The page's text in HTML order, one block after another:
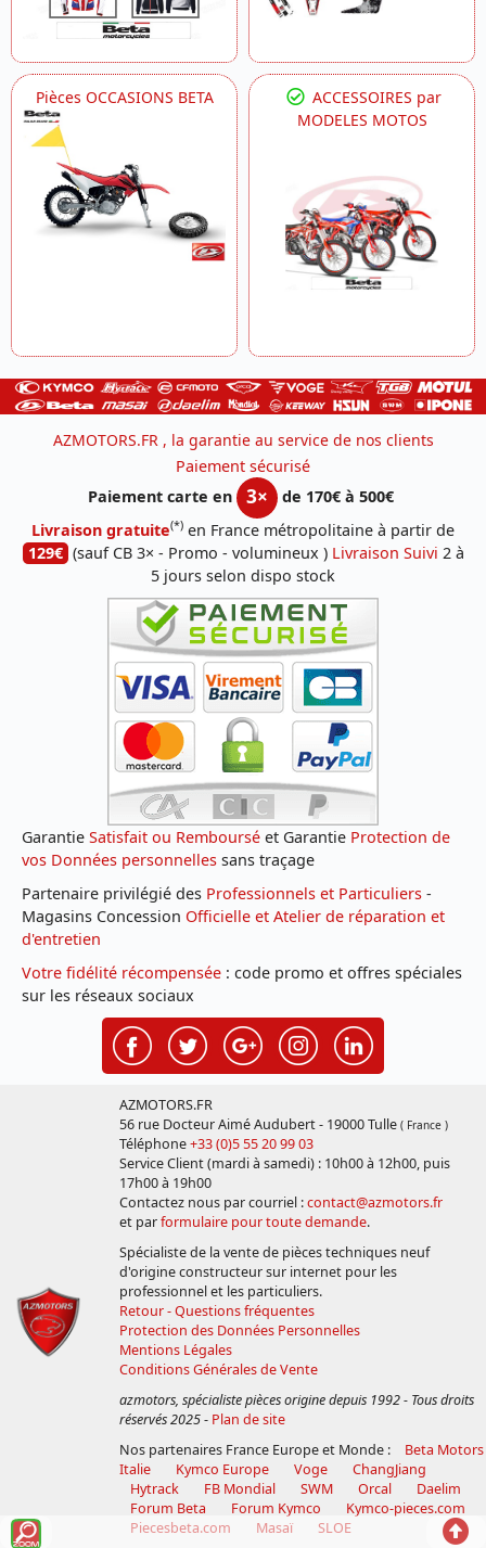
Pièces OCCASIONS BETA
ACCESSOIRES par
MODELES MOTOS
AZMOTORS.FR , la garantie au service de nos clients
Paiement sécurisé
Paiement carte en
3×
de 170€ à 500€
Livraison gratuite(*) en France métropolitaine à partir de
129€ (sauf CB 3× - Promo - volumineux ) Livraison Suivi 2 à
5 jours selon dispo stock
Garantie Satisfait ou Remboursé et Garantie Protection de
vos Données personnelles sans traçage
Partenaire privilégié des Professionnels et Particuliers -
Magasins Concession Officielle et Atelier de réparation et
d'entretien
Votre fidélité récompensée : code promo et offres spéciales
sur les réseaux sociaux
AZMOTORS.FR
56 rue Docteur Aimé Audubert - 19000 Tulle ( France )
Téléphone+33 (0)5 55 20 99 03
Service Client (mardi à samedi) : 10h00 à 12h00, puis
17h00 à 19h00
Contactez nous par courriel :contact@azmotors.fr
et parformulaire pour toute demande.
Spécialiste de la vente de pièces techniques neuf
d'origine constructeur sur internet pour les
professionnel et les particuliers.
Retour - Questions fréquentes
Protection des Données Personnelles
Mentions Légales
Conditions Générales de Vente
azmotors, spécialiste pièces origine depuis 1992 - Tous droits
réservés 2025- Plan de site
Nos partenaires France Europe et Monde :
Beta Motors
Italie
Kymco Europe Voge
ChangJiang
Hytrack
FB Mondial SWM Orcal
Daelim
Forum Beta
Forum Kymco
Kymco-pieces.com
Piecesbeta.com
Masaï SLOE
Voir